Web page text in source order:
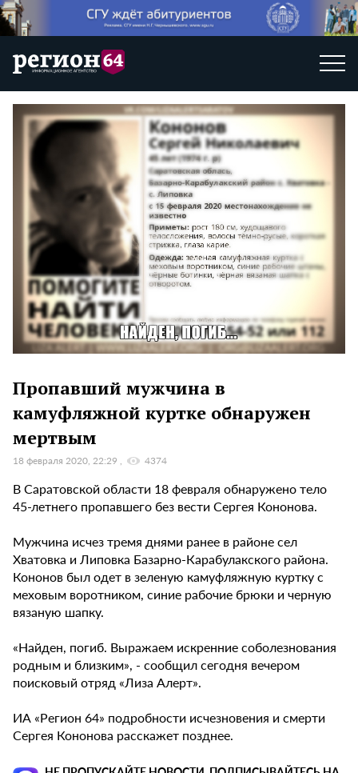
Пропавший мужчина в
камуфляжной куртке обнаружен
мертвым
18 февраля 2020, 22:29 4374
В Саратовской области 18 февраля обнаружено тело
45-летнего пропавшего без вести Сергея Кононова.
Мужчина исчез тремя днями ранее в районе сел
Хватовка и Липовка Базарно-Карабулакского района.
Кононов был одет в зеленую камуфляжную куртку с
меховым воротником, синие рабочие брюки и черную
вязаную шапку.
«Найден, погиб. Выражаем искренние соболезнования
родным и близким», - сообщил сегодня вечером
поисковый отряд «Лиза Алерт».
ИА «Регион 64» подробности исчезновения и смерти
Сергея Кононова расскажет позднее.